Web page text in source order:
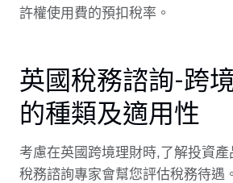
許權使用費的預扣稅率。
英國稅務諮詢-跨
的種類及適用性
考慮在英國跨境理財時,了解投資產
稅務諮詢專家會幫您評估稅務待遇